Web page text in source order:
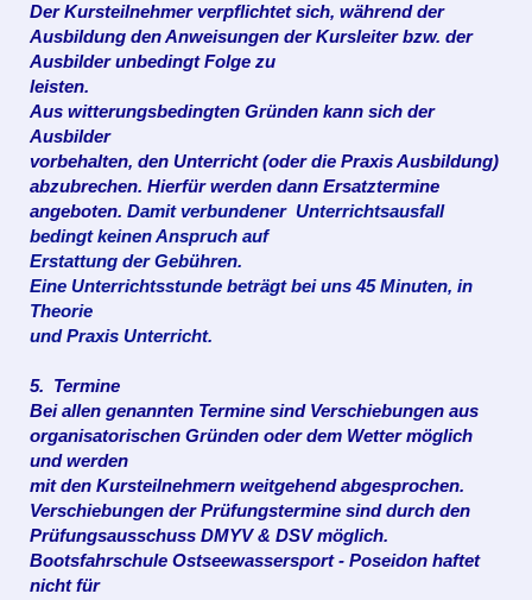
Der Kursteilnehmer verpflichtet sich, während der
Ausbildung den Anweisungen der Kursleiter bzw. der
Ausbilder unbedingt Folge zu
leisten.
Aus witterungsbedingten Gründen kann sich der
Ausbilder
vorbehalten, den Unterricht (oder die Praxis Ausbildung)
abzubrechen. Hierfür werden dann Ersatztermine
angeboten. Damit verbundener Unterrichtsausfall
bedingt keinen Anspruch auf
Erstattung derGebühren.
Eine Unterrichtsstunde beträgt bei uns 45 Minuten, in
Theorie
und Praxis Unterricht.
5. Termine
Bei allen genannten Termine sind Verschiebungen aus
organisatorischen Gründen oder dem Wetter möglich
und werden
mit den Kursteilnehmern weitgehend abgesprochen.
Verschiebungen der Prüfungstermine sind durch den
Prüfungsausschuss DMYV & DSV möglich.
Bootsfahrschule Ostseewassersport - Poseidon haftet
nicht für